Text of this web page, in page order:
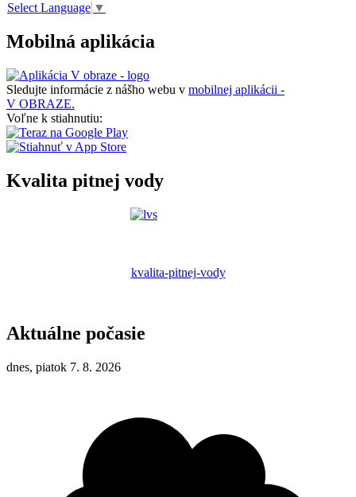
Select Language ▼
Mobilná aplikácia
Sledujte informácie z nášho webu v mobilnej aplikácii -
V OBRAZE.
Voľne k stiahnutiu:
Kvalita pitnej vody
kvalita-pitnej-vody
Aktuálne počasie
dnes, piatok 7. 8. 2026